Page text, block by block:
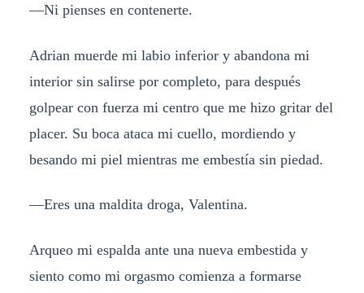
—Ni pienses en contenerte.
Adrian muerde mi labio inferior y abandona mi
interior sin salirse por completo, para después
golpear con fuerza mi centro que me hizo gritar del
placer. Su boca ataca mi cuello, mordiendo y
besando mi piel mientras me embestía sin piedad.
—Eres una maldita droga, Valentina.
Arqueo mi espalda ante una nueva embestida y
siento como mi orgasmo comienza a formarse